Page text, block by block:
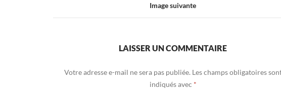
Image suivante
LAISSER UN COMMENTAIRE
Votre adresse e-mail ne sera pas publiée. Les champs obligatoires
indiqués avec *